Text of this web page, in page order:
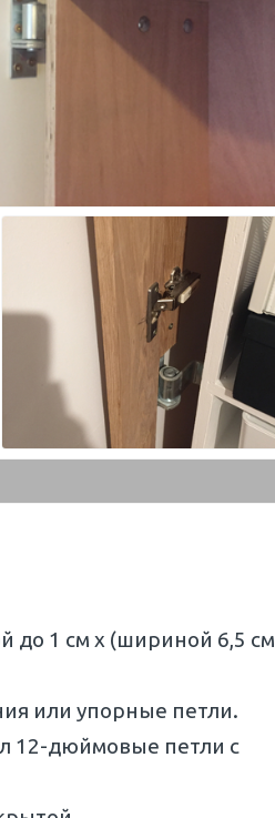
до 1 см х (шириной 6,5 см
или упорные петли.
12-дюймовые петли с